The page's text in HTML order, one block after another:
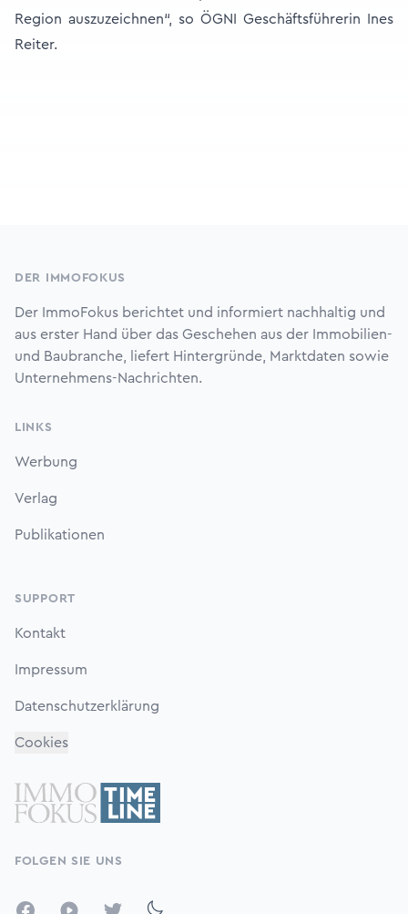
Region auszuzeichnen“, so ÖGNI Geschäftsführerin Ines
Reiter.
DER IMMOFOKUS
Der ImmoFokus berichtet und informiert nachhaltig und
aus erster Hand über das Geschehen aus der Immobilien-
und Baubranche, liefert Hintergründe, Marktdaten sowie
Unternehmens-Nachrichten.
LINKS
Werbung
Verlag
Publikationen
SUPPORT
Kontakt
Impressum
Datenschutzerklärung
Cookies
FOLGEN SIE UNS
FacebookYouTubeTwitter